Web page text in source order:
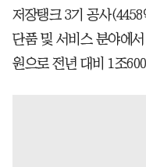
저장탱크 3기 공사
단품 및 서비스 분야에
원으로 전년 대비 1조